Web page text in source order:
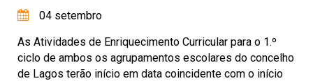
04 setembro
As Atividades de Enriquecimento Curricular para o 1.º
ciclo de ambos os agrupamentos escolares do concelho
de Lagos terão início em data coincidente com o início